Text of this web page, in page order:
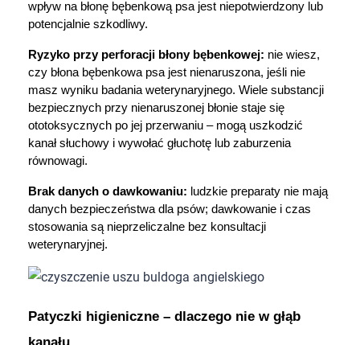
wpływ na błonę bębenkową psa jest niepotwierdzony lub
potencjalnie szkodliwy.
Ryzyko przy perforacji błony bębenkowej: nie wiesz,
czy błona bębenkowa psa jest nienaruszona, jeśli nie
masz wyniku badania weterynaryjnego. Wiele substancji
bezpiecznych przy nienaruszonej błonie staje się
ototoksycznych po jej przerwaniu – mogą uszkodzić
kanał słuchowy i wywołać głuchotę lub zaburzenia
równowagi.
Brak danych o dawkowaniu: ludzkie preparaty nie mają
danych bezpieczeństwa dla psów; dawkowanie i czas
stosowania są nieprzeliczalne bez konsultacji
weterynaryjnej.
Patyczki higieniczne – dlaczego nie w głąb